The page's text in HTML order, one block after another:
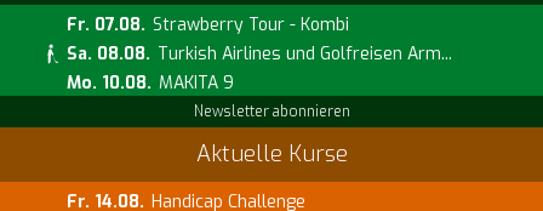
Fr. 07.08. Strawberry Tour - Kombi
Sa. 08.08. Turkish Airlines und Golfreisen Arm...
Mo. 10.08. MAKITA 9
Newsletter abonnieren
Aktuelle Kurse
Fr. 14.08. Handicap Challenge